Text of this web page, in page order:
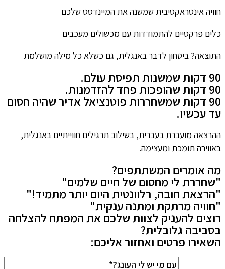
חוויה אינטראקטיבית שמשנה את המיינדסט שלכם
כלים פרקטיים להתמודדות עם מכשולים מעכבים
התוצאה? ביטחון לדבר באנגלית, גם כשלא כל מילה מושלמת
90 דקות שמשנות תפיסת עולם.
90 דקות שהופכות פחד להזדמנות.
90 דקות שמשחררות פוטנציאל אדיר שהיה חסום
עד עכשיו.
ההרצאה מועברת בעברית, בשילוב תרגילים חווייתיים באנגלית,
באווירה תומכת ומעצימה.
מה אומרים המשתתפים?
"שחררת לי מחסום של חיים שלמים"
"הרצאת חובה, רלוונטית היום יותר מתמיד!"
"חוויה מרתקת ומתנה ענקית"
רוצים להעניק לצוות שלכם את המפתח להצלחה
בסביבה גלובלית?
השאירו פרטים ואחזור אליכם: